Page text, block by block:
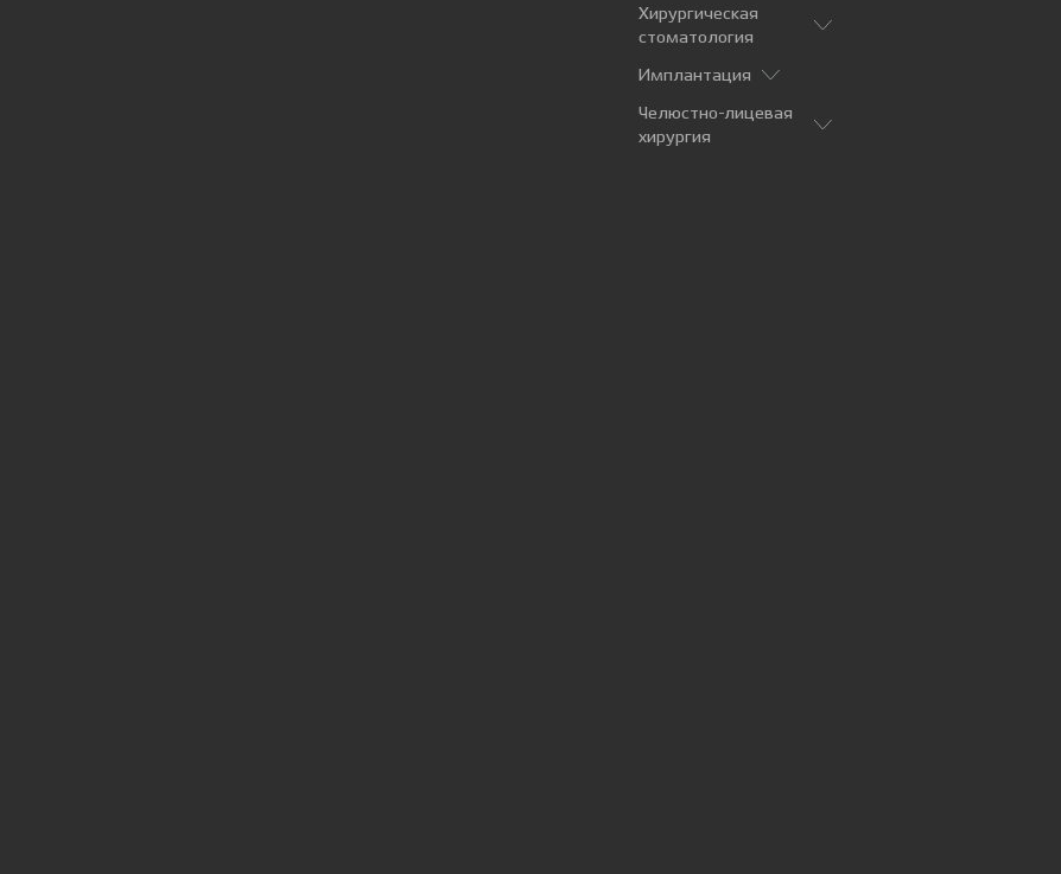
Хирургическая
стоматология
Имплантация
Челюстно-лицевая
хирургия